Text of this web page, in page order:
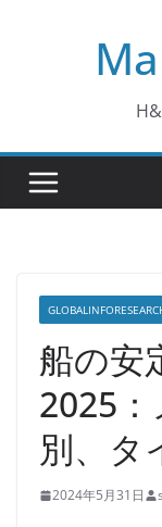
船の安
2025
別、タ
2024年5月31日